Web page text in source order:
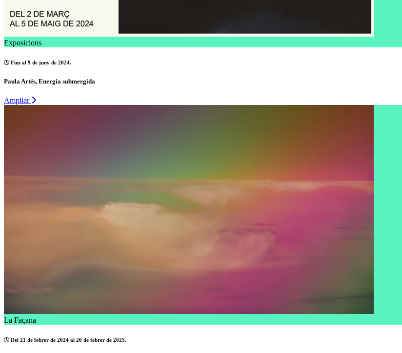
Exposicions
Fins al 9 de juny de 2024.
Paula Artés, Energia submergida
Ampliar
La Façana
Del 21 de febrer de 2024 al 20 de febrer de 2025.